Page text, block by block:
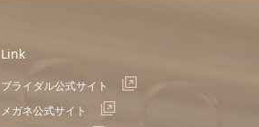
Link
ブライダル公式サイト
メガネ公式サイト